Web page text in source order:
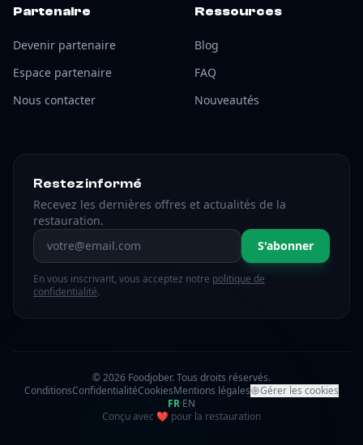
Partenaire
Devenir partenaire
Espace partenaire
Nous contacter
Ressources
Blog
FAQ
Nouveautés
Restez informé
Recevez les dernières offres et actualités de la
restauration.
Adresse email S'abonner
En vous inscrivant, vous acceptez notre politique de
confidentialité.
© 2026 Foodjober. Tous droits réservés.
ConditionsConfidentialitéCookiesMentions légales
Gérer les cookies
FR·EN
Conçu avec ❤ amour
pour la restauration